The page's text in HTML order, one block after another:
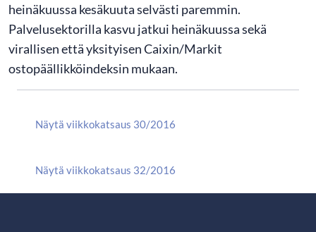
heinäkuussa kesäkuuta selvästi paremmin.
Palvelusektorilla kasvu jatkui heinäkuussa sekä
virallisen että yksityisen Caixin/Markit
ostopäällikköindeksin mukaan.
Näytä viikkokatsaus 30/2016
Näytä viikkokatsaus 32/2016